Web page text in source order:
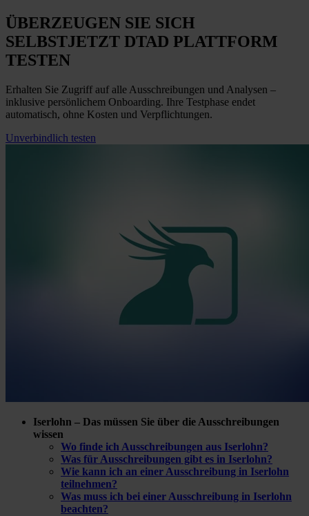
ÜBERZEUGEN SIE SICH
SELBSTJETZT DTAD PLATTFORM
TESTEN
Erhalten Sie Zugriff auf alle Ausschreibungen und Analysen –
inklusive persönlichem Onboarding. Ihre Testphase endet
automatisch, ohne Kosten und Verpflichtungen.
Unverbindlich testen
Iserlohn – Das müssen Sie über die Ausschreibungen
wissen
Wo finde ich Ausschreibungen aus Iserlohn?
Was für Ausschreibungen gibt es in Iserlohn?
Wie kann ich an einer Ausschreibung in Iserlohn
teilnehmen?
Was muss ich bei einer Ausschreibung in Iserlohn
beachten?